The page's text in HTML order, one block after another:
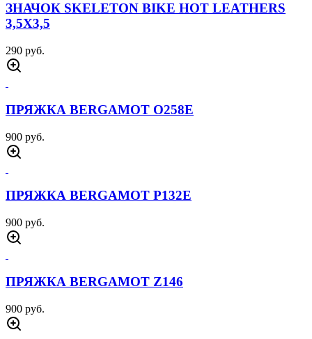
ЗНАЧОК SKELETON BIKE HOT LEATHERS
3,5Х3,5
290 руб.
ПРЯЖКА BERGAMOT O258E
900 руб.
ПРЯЖКА BERGAMOT P132E
900 руб.
ПРЯЖКА BERGAMOT Z146
900 руб.